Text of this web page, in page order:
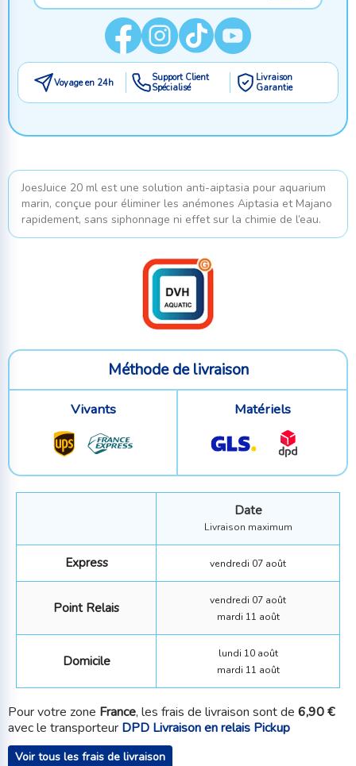
Voyage en 24h
Support Client
Spécialisé
Livraison
Garantie
JoesJuice 20 ml est une solution anti-aiptasia pour aquarium
marin, conçue pour éliminer les anémones Aiptasia et Majano
rapidement, sans siphonnage ni effet sur la chimie de l’eau.
Méthode de livraison
Vivants Matériels
Date
Livraison maximum
Express vendredi 07 août
Point Relais
vendredi 07 août
mardi 11 août
Domicile
lundi 10 août
mardi 11 août
Pour votre zone France, les frais de livraison sont de 6,90 €
avec le transporteur DPD Livraison en relais Pickup
Voir tous les frais de livraison